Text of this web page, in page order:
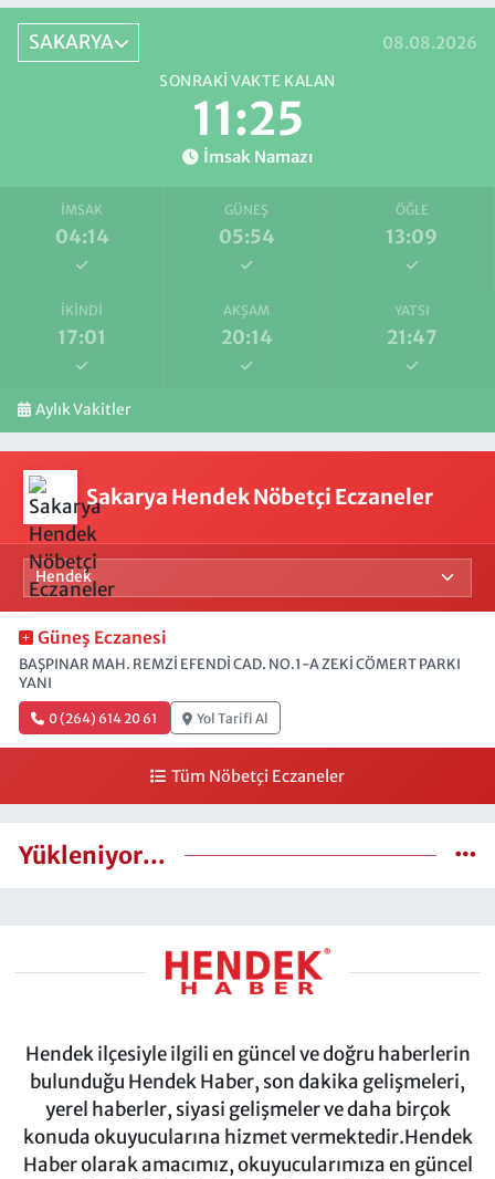
SAKARYA 08.08.2026
SONRAKI VAKTE KALAN
11:24
İmsak Namazı
İMSAK
04:14
GÜNEŞ
05:54
ÖĞLE
13:09
İKINDI
17:01
AKŞAM
20:14
YATSI
21:47
Aylık Vakitler
Sakarya Hendek Nöbetçi Eczaneler
Güneş Eczanesi
BAŞPINAR MAH. REMZİ EFENDİ CAD. NO.1-A ZEKİ CÖMERT PARKI
YANI
0 (264) 614 20 61 Yol Tarifi Al
Tüm Nöbetçi Eczaneler
Yükleniyor...
Hendek ilçesiyle ilgili en güncel ve doğru haberlerin
bulunduğu Hendek Haber, son dakika gelişmeleri,
yerel haberler, siyasi gelişmeler ve daha birçok
konuda okuyucularına hizmet vermektedir.Hendek
Haber olarak amacımız, okuyucularımıza en güncel